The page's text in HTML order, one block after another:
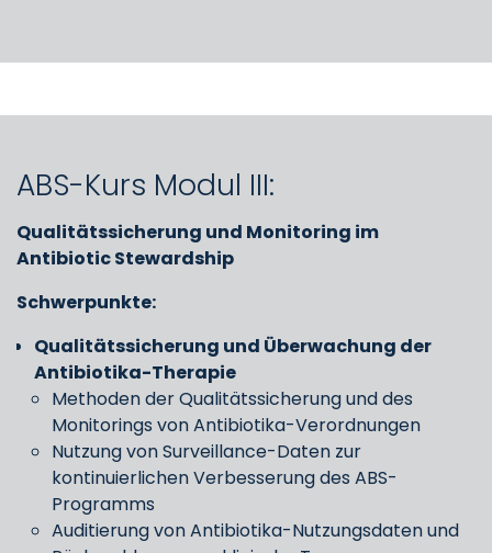
ABS-Kurs Modul III:
Qualitätssicherung und Monitoring im
Antibiotic Stewardship
Schwerpunkte:
Qualitätssicherung und Überwachung der
Antibiotika-Therapie
Methoden der Qualitätssicherung und des
Monitorings von Antibiotika-Verordnungen
Nutzung von Surveillance-Daten zur
kontinuierlichen Verbesserung des ABS-
Programms
Auditierung von Antibiotika-Nutzungsdaten und